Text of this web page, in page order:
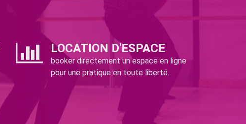
LOCATION D'ESPACE
booker directement un espace en ligne
pour une pratique en toute liberté.